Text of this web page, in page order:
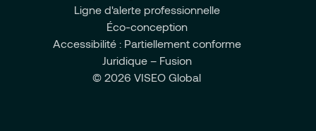
Ligne d'alerte professionnelle
Éco-conception
Accessibilité : Partiellement conforme
Juridique – Fusion
© 2026 VISEO Global